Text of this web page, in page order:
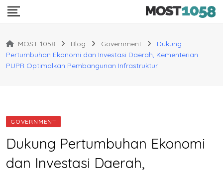
Skip
MOST 1058 Blog Government
Dukung
Pertumbuhan Ekonomi dan Investasi Daerah, Kementerian
PUPR Optimalkan Pembangunan Infrastruktur
GOVERNMENT
Dukung Pertumbuhan Ekonomi
dan Investasi Daerah,